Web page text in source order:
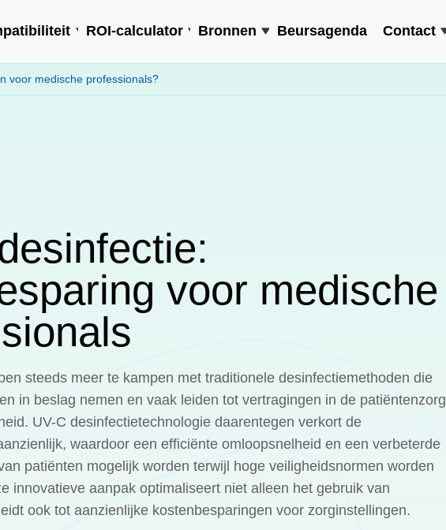
ROI-calculator Bronnen Beursagenda Contact
voor medische professionals?
voor medische
steeds meer te kampen met traditionele desinfectiemethoden die
in beslag nemen en vaak leiden tot vertragingen in de patiëntenzorg
UV-C desinfectietechnologie daarentegen verkort de
waardoor een efficiënte omloopsnelheid en een verbeterde
patiënten mogelijk worden terwijl hoge veiligheidsnormen worden
innovatieve aanpak optimaliseert niet alleen het gebruik van
ook tot aanzienlijke kostenbesparingen voor zorginstellingen.